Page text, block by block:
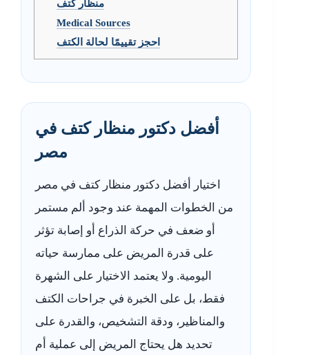
منظار كتف
Medical Sources
احجز تقييمًا لحالة الكتف
أفضل دكتور منظار كتف في
مصر
اختيار أفضل دكتور منظار كتف في مصر
من الخطوات المهمة عند وجود ألم مستمر
أو ضعف في حركة الذراع أو إصابة تؤثر
على قدرة المريض على ممارسة حياته
اليومية. ولا يعتمد الاختيار على الشهرة
فقط، بل على الخبرة في جراحات الكتف
والمناظير، ودقة التشخيص، والقدرة على
تحديد هل يحتاج المريض إلى عملية أم